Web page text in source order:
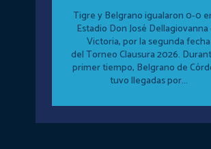
Tigre y Belgrano igualaron 0-0
Estadio Don José Dellagiovanna
Victoria, por la segunda fecha
del Torneo Clausura 2026. Durante el
primer tiempo, Belgrano de
tuvo llegadas por...